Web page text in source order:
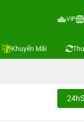
VIP
Khuyến Mãi